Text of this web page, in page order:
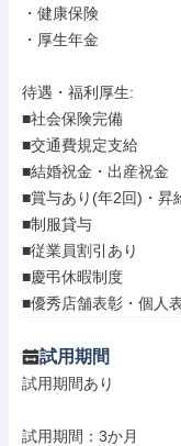
・健康保険
・厚生年金
待遇・福利厚生:
■社会保険完備
■交通費規定支給
■結婚祝金・出産祝金
■賞与あり(年2回)・昇
■制服貸与
■従業員割引あり
■慶弔休暇制度
■優秀店舗表彰・個人
試用期間
試用期間あり
試用期間：3か月